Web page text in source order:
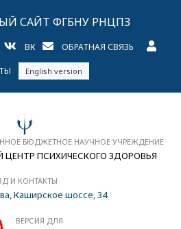
САЙТ ФГБНУ РНЦПЗ
ВК ОБРАТНАЯ СВЯЗЬ
English version
БЮДЖЕТНОЕ НАУЧНОЕ УЧРЕЖДЕНИЕ
ПСИХИЧЕСКОГО ЗДОРОВЬЯ
И КОНТАКТЫ
Каширское шоссе, 34
ВЕРСИЯ ДЛЯ